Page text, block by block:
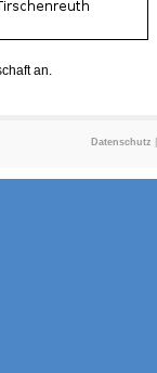
an.
Datenschutz